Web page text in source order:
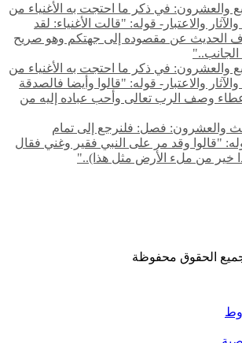
والعشرون: في ذكر ما احتجت به الأغنياء من
والاعتبار- قوله: "قالت الأغنياء: لقد
الحديث عن مقصوده إلى جهتكم وهو صريح
والعشرون: في ذكر ما احتجت به الأغنياء من
والاعتبار- قوله: "قالوا وأيضا فالصدقة
وصف الرب تعالى وأحب عباده إليه من
والعشرون: فصل: فلنرجع إلى تمام
"قالوا وقد مر على النبي فقير وغني فقال
خير من ملء الأرض مثل هذا).."
الحقوق محفوظة